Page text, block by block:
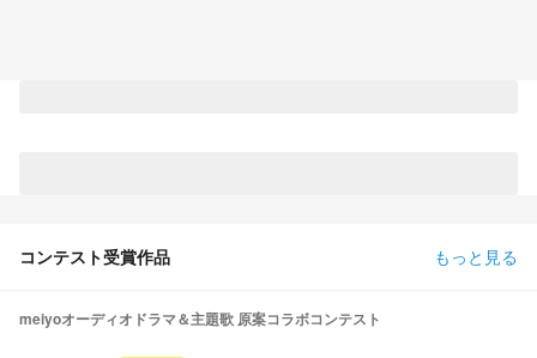
コンテスト受賞作品 もっと見る
meiyoオーディオドラマ＆主題歌 原案コラボコンテスト